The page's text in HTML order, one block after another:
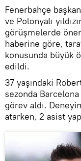
Fenerbahçe
ve Polonyalı
görüşmelerde
haberine göre,
konusunda büyük
edildi.
37 yaşındaki
sezonda
görev aldı.
atarken, 2 asist